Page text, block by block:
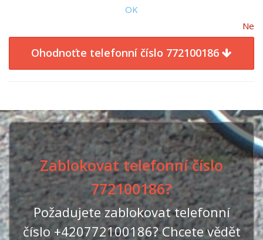
OK
Ne
Ohodnoťte telefonní číslo 772100186
Zablokovat telefonní číslo
772100186?
Požadujete zablokovat telefonní
číslo +420772100186? Chcete vědět